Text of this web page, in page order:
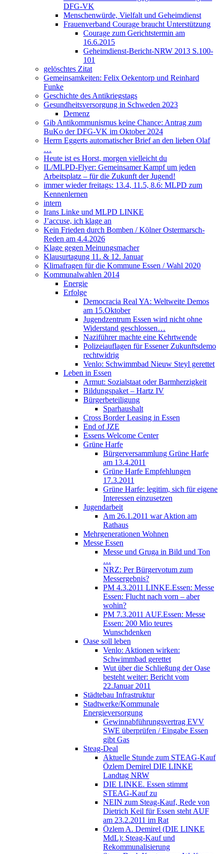
DFG-VK
Menschenwürde, Vielfalt und Geheimdienst
Frauenverband Courage braucht Unterstützung
Courage zum Gerichtstermin am
16.6.2015
Geheimdienst-Bericht-NRW 2013 S.100-
101
gelöschtes Zitat
Gemeinsamkeiten: Felix Oekentorp und Reinhard
Funke
Geschichte des Antikriegstags
Gesundheitsversorgung in Schweden 2023
Demenz
Gib Antikommunismus keine Chance: Antrag zum
BuKo der DFG-VK im Oktober 2024
Herrn Eggerts automatischer Brief an den lieben Olaf
…
Heute ist es Horst, morgen vielleicht du
IL/MLPD-Flyer: Gemeinsamer Kampf um jeden
Arbeitsplatz – für die Zukunft der Jugend!
immer wieder freitags: 13.4, 11.5, 8.6: MLPD zum
Kennenlernen
intern
Irans Linke und MLPD LINKE
J’accuse, ich klage an
Kein Frieden durch Bomben / Kölner Ostermarsch-
Reden am 4.4.2026
Klage gegen Meinungsmacher
Klausurtagung 11. & 12. Januar
Klimafragen für die Kommune Essen / Wahl 2020
Kommunalwahlen 2014
Energie
Erfolge
Democracia Real YA: Weltweite Demos
am 15.Oktober
Jugendzentrum Essen wird nicht ohne
Widerstand geschlossen…
Naziführer machte eine Kehrtwende
Polizeiauflagen für Essener Zukunftsdemo
rechtwidrig
Venlo: Schwimmbad Nieuw Steyl gerettet
Leben in Essen
Armut: Sozialstaat oder Barmherzigkeit
Bildungspaket – Hartz IV
Bürgerbeteiligung
Sparhaushalt
Cross Border Leasing in Essen
End of JZE
Essens Welcome Center
Grüne Harfe
Bürgerversammlung Grüne Harfe
am 13.4.2011
Grüne Harfe Empfehlungen
17.3.2011
Grüne Harfe: legitim, sich für eigene
Interessen einzusetzen
Jugendarbeit
Am 26.1.2011 war Aktion am
Rathaus
Mehrgenerationen Wohnen
Messe Essen
Messe und Gruga in Bild und Ton
…
NRZ: Per Bürgervotum zum
Messergebnis?
PM 4.3.2011 LINKE.Essen: Messe
Essen: Flucht nach vorn – aber
wohin?
PM 7.3.2011 AUF.Essen: Messe
Essen: 200 Mio teures
Wunschdenken
Oase soll leben
Venlo: Aktionen wirken:
Schwimmbad gerettet
Wut über die Schließung der Oase
besteht weiter: Bericht vom
22.Januar 2011
Städtebau Infrastruktur
Stadtwerke/Kommunale
Energieversorgung
Gewinnabführungsvertrag EVV
SWE überprüfen / Eingabe Essen
gibt Gas
Steag-Deal
Aktuelle Stunde zum STEAG-Kauf
Özlem Demirel DIE LINKE
Landtag NRW
DIE LINKE. Essen stimmt
STEAG-Kauf zu
NEIN zum Steag-Kauf, Rede von
Dietrich Keil für Essen steht AUF
am 23.2.2011 im Rat
Özlem A. Demirel (DIE LINKE
MdL): Steag-Kauf und
Rekommunalisierung